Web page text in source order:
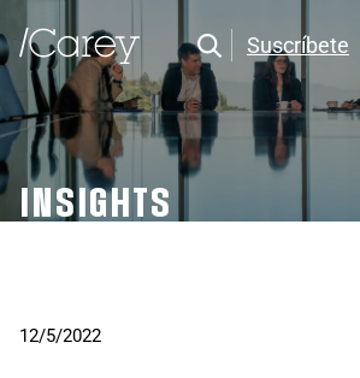
Suscríbete
INSIGHTS
12/5/2022